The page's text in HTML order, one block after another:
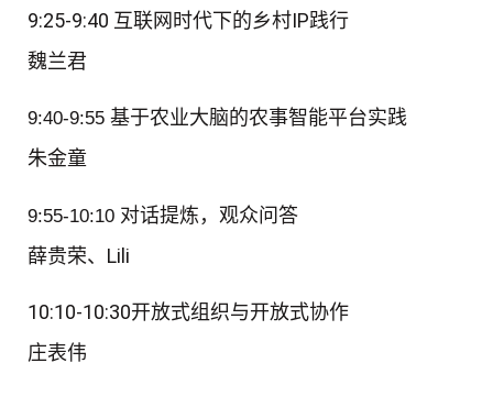
9:25-9:40 互联网时代下的乡村IP践行
魏兰君
9:40-9:55 基于农业大脑的农事智能平台实践
朱金童
9:55-10:10 对话提炼，观众问答
薛贵荣、Lili
10:10-10:30开放式组织与开放式协作
庄表伟